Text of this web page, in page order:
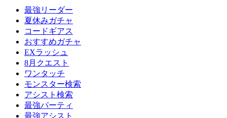
最強リーダー
夏休みガチャ
コードギアス
おすすめガチャ
EXラッシュ
8月クエスト
ワンタッチ
モンスター検索
アシスト検索
最強パーティ
最強アシスト